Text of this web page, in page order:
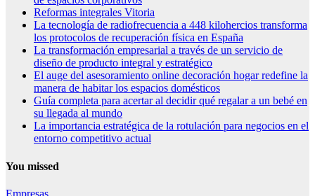
Reformas integrales Vitoria
La tecnología de radiofrecuencia a 448 kilohercios transforma
los protocolos de recuperación física en España
La transformación empresarial a través de un servicio de
diseño de producto integral y estratégico
El auge del asesoramiento online decoración hogar redefine la
manera de habitar los espacios domésticos
Guía completa para acertar al decidir qué regalar a un bebé en
su llegada al mundo
La importancia estratégica de la rotulación para negocios en el
entorno competitivo actual
You missed
Empresas